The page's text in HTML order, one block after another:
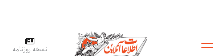
نسخه روزنامه